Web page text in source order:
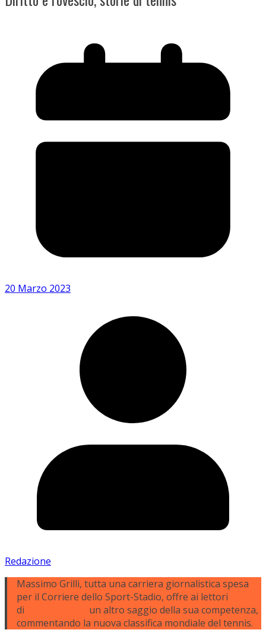
20 Marzo 2023
Redazione
Massimo Grilli, tutta una carriera giornalistica spesa
per il Corriere dello Sport-Stadio, offre ai lettori
di
un altro saggio della sua competenza,
commentando la nuova classifica mondiale del tennis.